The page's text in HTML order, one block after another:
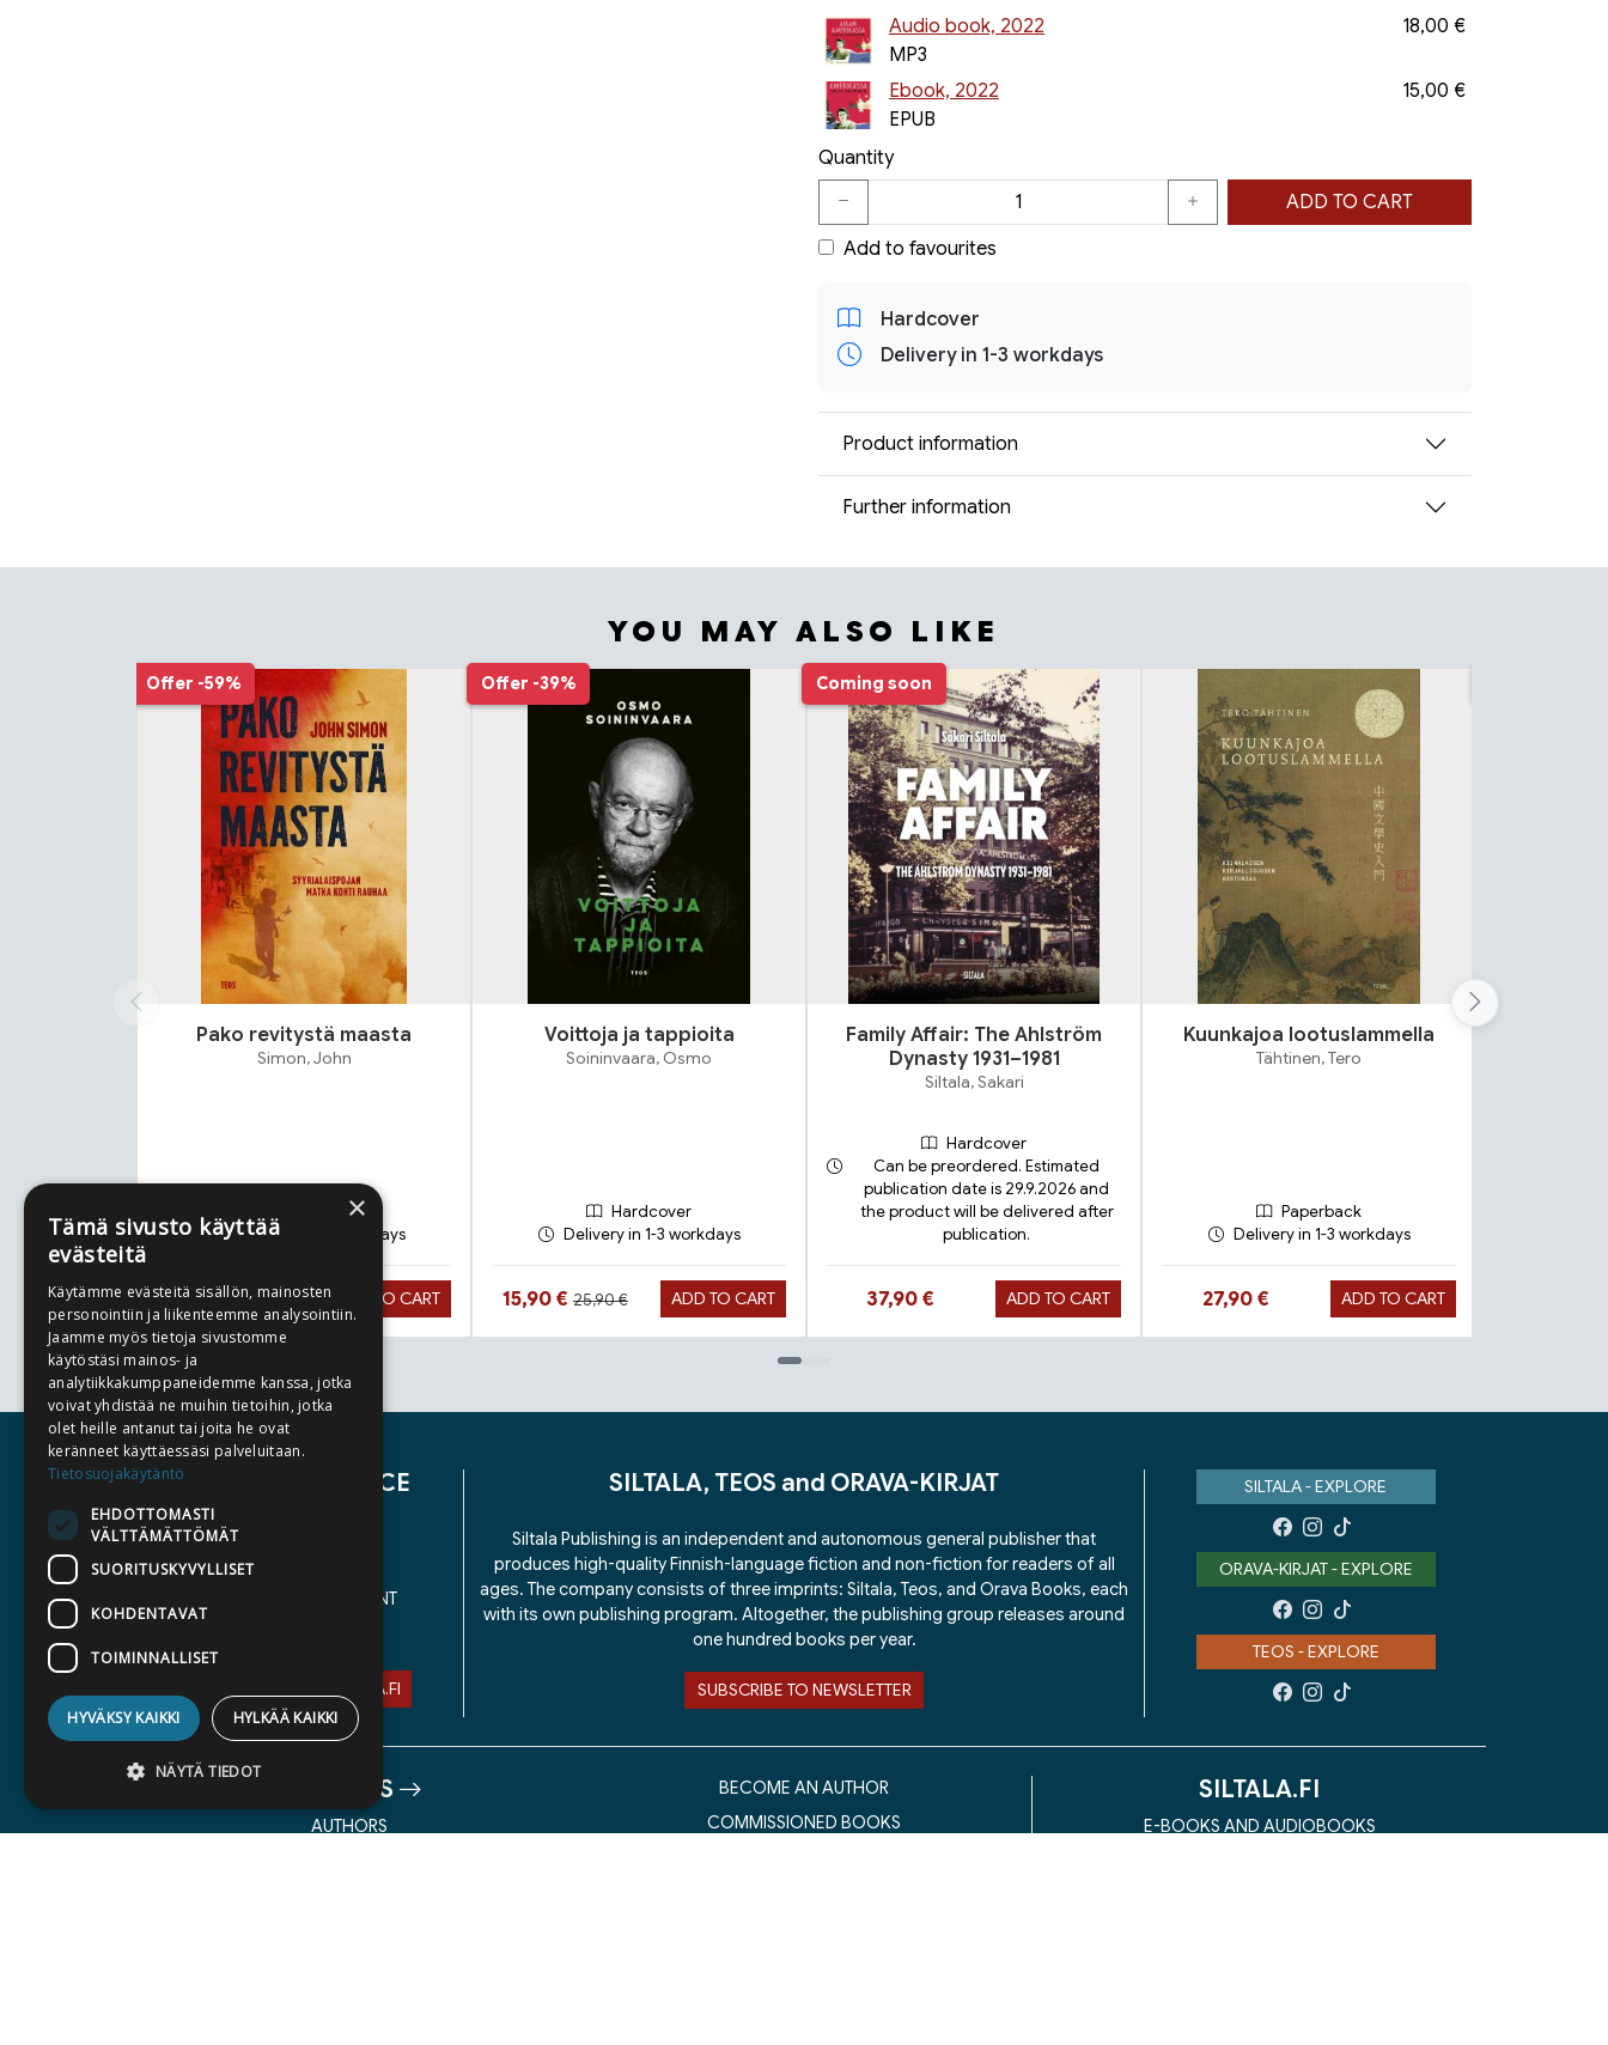
Audio book, 2022
MP3
18,00 €
Ebook, 2022
EPUB
15,00 €
Quantity
ADD TO CART
Add to favourites
Hardcover
Delivery in 1-3 workdays
Product information
Further information
YOU MAY ALSO LIKE
Tuoteluettelon alku
Offer -59%
Pako revitystä maasta
Simon, John
Paperback
Delivery in 1-3 workdays
Hinta nyt
9,90 €Hinta aiemmin
23,90 € ADD TO CART
Offer -39%
Voittoja ja tappioita
Soininvaara, Osmo
Hardcover
Delivery in 1-3 workdays
Hinta nyt
15,90 € Hinta aiemmin
25,90 € ADD TO CART
Coming soon
Family Affair: The Ahlström
Dynasty 1931–1981
Siltala, Sakari
Hardcover
Can be preordered. Estimated
publication date is 29.9.2026 and
the product will be delivered after
publication.
Hinta nyt
37,90 € ADD TO CART
Kuunkajoa lootuslammella
Tähtinen, Tero
Paperback
Delivery in 1-3 workdays
Hinta nyt
27,90 € ADD TO CART
Tuoteluettelon loppu
CUSTOMER SERVICE
DELIVERY TERMS
ACCESSIBILITY STATEMENT
ASIAKASPALVELU@STORIA.FI
SILTALA, TEOS and ORAVA-KIRJAT
Siltala Publishing is an independent and autonomous general publisher that
produces high-quality Finnish-language fiction and non-fiction for readers of all
ages. The company consists of three imprints: Siltala, Teos, and Orava Books, each
with its own publishing program. Altogether, the publishing group releases around
one hundred books per year.
SUBSCRIBE TO NEWSLETTER
SILTALA - EXPLORE
ORAVA-KIRJAT - EXPLORE
TEOS - EXPLORE
ABOUT US
AUTHORS
BECOME AN AUTHOR
COMMISSIONED BOOKS
SILTALA.FI
E-BOOKS AND AUDIOBOOKS
×
Tämä sivusto käyttää
evästeitä
Käytämme evästeitä sisällön, mainosten
personointiin ja liikenteemme analysointiin.
Jaamme myös tietoja sivustomme
käytöstäsi mainos- ja
analytiikkakumppaneidemme kanssa, jotka
voivat yhdistää ne muihin tietoihin, jotka
olet heille antanut tai joita he ovat
keränneet käyttäessäsi palveluitaan.
Tietosuojakäytäntö
EHDOTTOMASTI
VÄLTTÄMÄTTÖMÄT
SUORITUSKYVYLLISET
KOHDENTAVAT
TOIMINNALLISET
HYVÄKSY KAIKKI HYLKÄÄ KAIKKI
NÄYTÄ TIEDOT